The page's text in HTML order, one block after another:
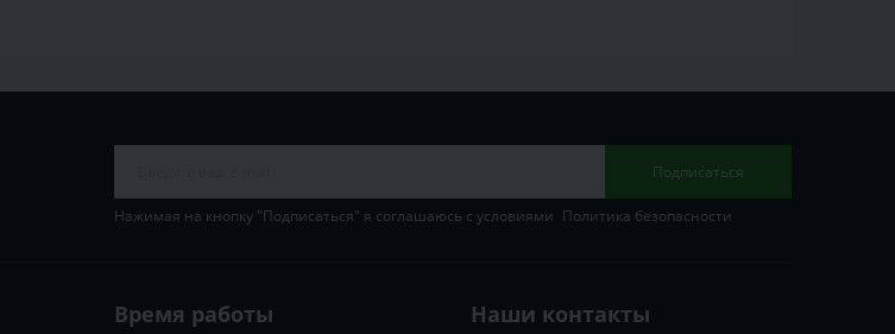
Подписаться
Нажимая на кнопку "Подписаться" я соглашаюсь с условиями Политика безопасности
Время работы Наши контакты